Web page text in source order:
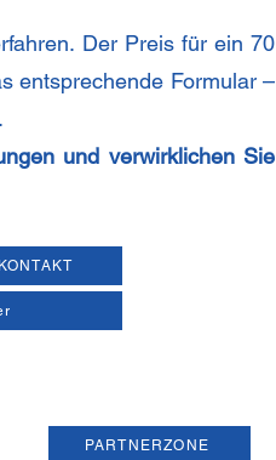
Der Preis für ein 70
entsprechende Formular –
und verwirklichen Sie
KONTAKT
PARTNERZONE